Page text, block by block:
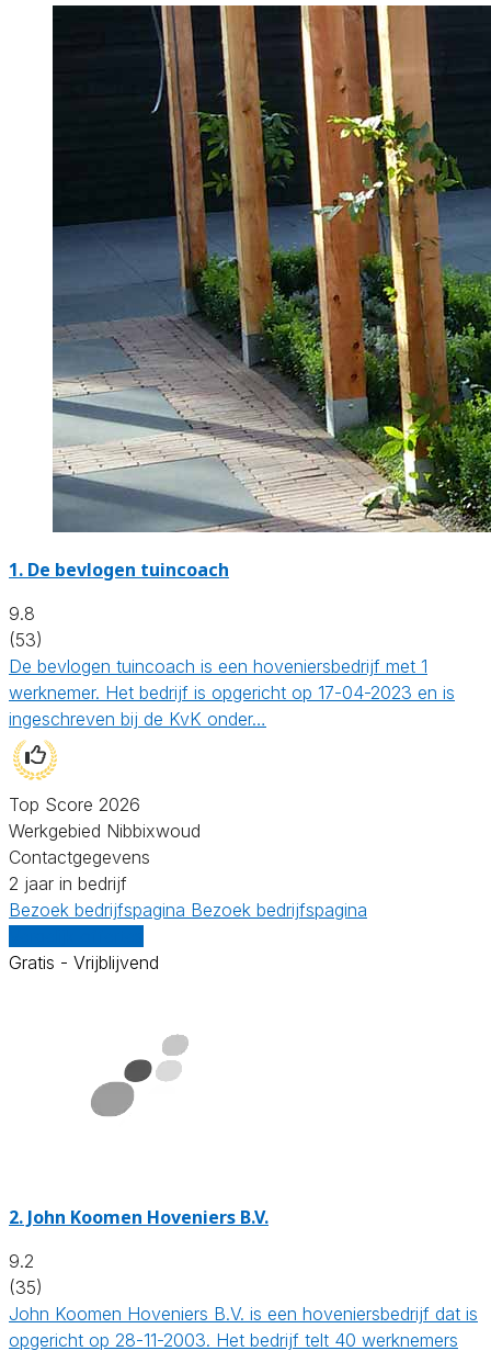
1. De bevlogen tuincoach
9.8
(53)
De bevlogen tuincoach is een hoveniersbedrijf met 1
werknemer. Het bedrijf is opgericht op 17-04-2023 en is
ingeschreven bij de KvK onder…
Top Score 2026
Werkgebied Nibbixwoud
Contactgegevens
2 jaar in bedrijf
Bezoek bedrijfspagina Bezoek bedrijfspagina
Gratis - Vrijblijvend
2. John Koomen Hoveniers B.V.
9.2
(35)
John Koomen Hoveniers B.V. is een hoveniersbedrijf dat is
opgericht op 28-11-2003. Het bedrijf telt 40 werknemers